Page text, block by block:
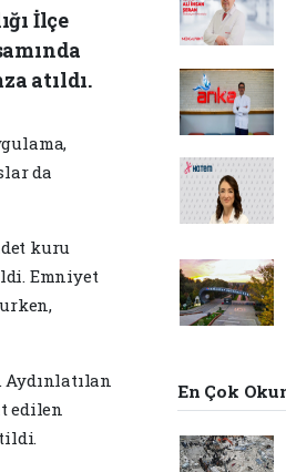
İlçe
atıldı.
da
kuru
Emniyet
Aydınlatılan
edilen
En Çok